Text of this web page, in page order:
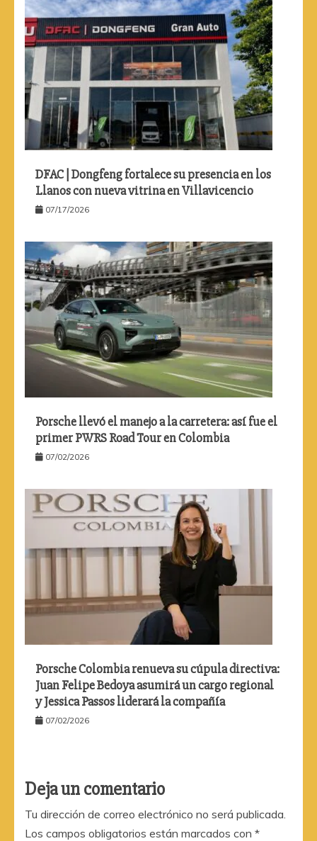
DFAC | Dongfeng fortalece su presencia en los
Llanos con nueva vitrina en Villavicencio
07/17/2026
Porsche llevó el manejo a la carretera: así fue el
primer PWRS Road Tour en Colombia
07/02/2026
Porsche Colombia renueva su cúpula directiva:
Juan Felipe Bedoya asumirá un cargo regional
y Jessica Passos liderará la compañía
07/02/2026
Deja un comentario
Tu dirección de correo electrónico no será publicada.
Los campos obligatorios están marcados con *